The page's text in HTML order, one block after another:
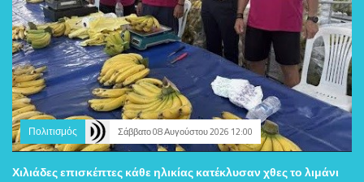
Πολιτισμός Σάββατο 08 Αυγούστου 2026 12:00
Χιλιάδες επισκέπτες κάθε ηλικίας κατέκλυσαν χθες το λιμάνι